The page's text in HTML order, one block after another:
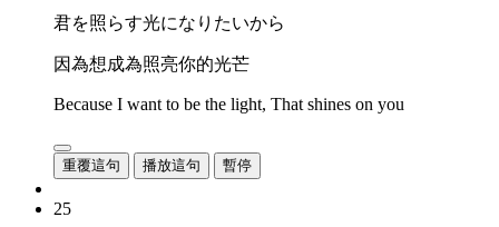
君を照らす光になりたいから
因為想成為照亮你的光芒
Because I want to be the light, That shines on you
重覆這句 播放這句 暫停
25